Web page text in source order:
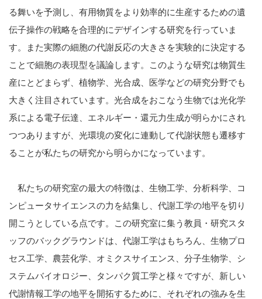
る舞いを予測し、有用物質をより効率的に生産するための遺
伝子操作の戦略を合理的にデザインする研究を行っていま
す。また実際の細胞の代謝反応の大きさを実験的に決定する
ことで細胞の表現型を議論します。このような研究は物質生
産にとどまらず、植物学、光合成、医学などの研究分野でも
大きく注目されています。光合成をおこなう生物では光化学
系による電子伝達、エネルギー・還元力生成が明らかにされ
つつありますが、光環境の変化に連動して代謝状態も遷移す
ることが私たちの研究から明らかになっています。
私たちの研究室の最大の特徴は、生物工学、分析科学、コ
ンピュータサイエンスの力を結集し、代謝工学の地平を切り
開こうとしている点です。この研究室に集う教員・研究スタ
ッフのバックグラウンドは、代謝工学はもちろん、生物プロ
セス工学、農芸化学、オミクスサイエンス、分子生物学、シ
ステムバイオロジー、タンパク質工学と様々ですが、新しい
代謝情報工学の地平を開拓するために、それぞれの強みを生